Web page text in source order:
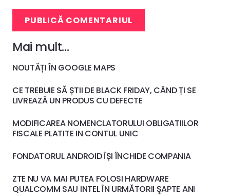
PUBLICĂ COMENTARIUL
Mai mult…
NOUTĂȚI ÎN GOOGLE MAPS
CE TREBUIE SĂ ȘTII DE BLACK FRIDAY, CÂND ȚI SE
LIVREAZĂ UN PRODUS CU DEFECTE
MODIFICAREA NOMENCLATORULUI OBLIGATIILOR
FISCALE PLATITE IN CONTUL UNIC
FONDATORUL ANDROID ÎȘI ÎNCHIDE COMPANIA
ZTE NU VA MAI PUTEA FOLOSI HARDWARE
QUALCOMM SAU INTEL ÎN URMĂTORII ŞAPTE ANI